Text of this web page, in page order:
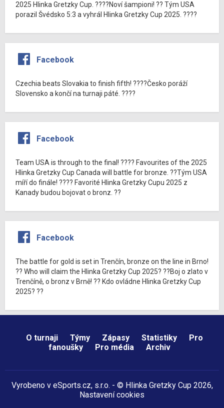
2025 Hlinka Gretzky Cup. ????Noví šampioni! ?? Tým USA
porazil Švédsko 5:3 a vyhrál Hlinka Gretzky Cup 2025. ????
Facebook
Czechia beats Slovakia to finish fifth! ????Česko poráží
Slovensko a končí na turnaji páté. ????
Facebook
Team USA is through to the final! ???? Favourites of the 2025
Hlinka Gretzky Cup Canada will battle for bronze. ??Tým USA
míří do finále! ???? Favorité Hlinka Gretzky Cupu 2025 z
Kanady budou bojovat o bronz. ??
Facebook
The battle for gold is set in Trenčín, bronze on the line in Brno!
?? Who will claim the Hlinka Gretzky Cup 2025? ??Boj o zlato v
Trenčíně, o bronz v Brně! ?? Kdo ovládne Hlinka Gretzky Cup
2025? ??
O turnaji Týmy Zápasy Statistiky
Pro
fanoušky
Pro média Archiv
Vyrobeno v eSports.cz, s.r.o. - © Hlinka Gretzky Cup 2026,
Nastavení cookies